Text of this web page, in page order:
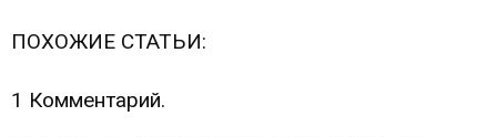
ПОХОЖИЕ СТАТЬИ:
1 Комментарий.